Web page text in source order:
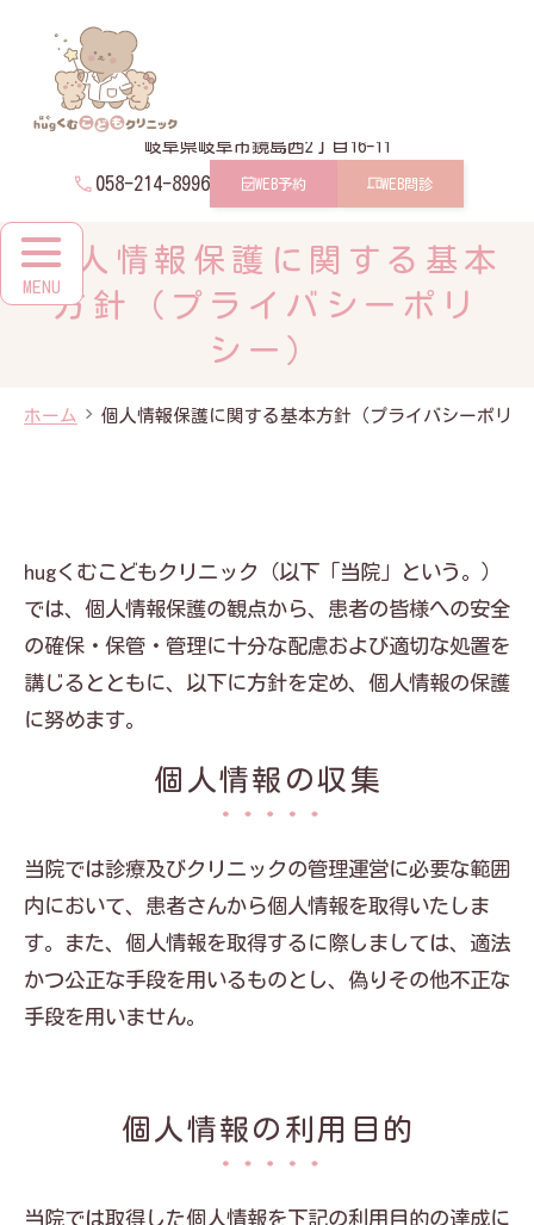
hugくむこどもクリニック
岐阜県岐阜市鏡島西2丁目16-11
058-214-8996 WEB予約 WEB問診
ホーム 個人情報保護に関する基本方針（プライバシーポリシ
個人情報保護に関する基本
方針（プライバシーポリ
シー）
hugくむこどもクリニック（以下「当院」という。）
では、個人情報保護の観点から、患者の皆様への安全
の確保・保管・管理に十分な配慮および適切な処置を
講じるとともに、以下に方針を定め、個人情報の保護
に努めます。
個人情報の収集
当院では診療及びクリニックの管理運営に必要な範囲
内において、患者さんから個人情報を取得いたしま
す。また、個人情報を取得するに際しましては、適法
かつ公正な手段を用いるものとし、偽りその他不正な
手段を用いません。
個人情報の利用目的
当院では取得した個人情報を下記の利用目的の達成に